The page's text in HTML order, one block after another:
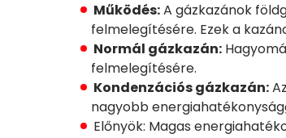
Működés:A gázkazánok
felmelegítésére. Ezek a
Normál gázkazán:
felmelegítésére.
Kondenzációs gázkazán:
nagyobb
Előnyök: Magas